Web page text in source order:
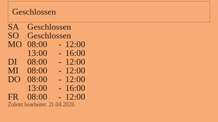
vorsortiert in die Bücherzelle eingeräumt
werden können.
Gleichzeitig möchten wir uns bei all Jenen
sehr herzlich bedanken, die bereits viele
tolle Bücher spendiert haben.
Geschlossen
SA
Geschlossen
SO
Geschlossen
MO 08:00 - 12:00
13:00
- 16:00
DI
08:00 - 12:00
MI
08:00 - 12:00
DO
08:00 - 12:00
13:00
- 16:00
FR
08:00 - 12:00
Zuletzt bearbeitet: 21.04.2026